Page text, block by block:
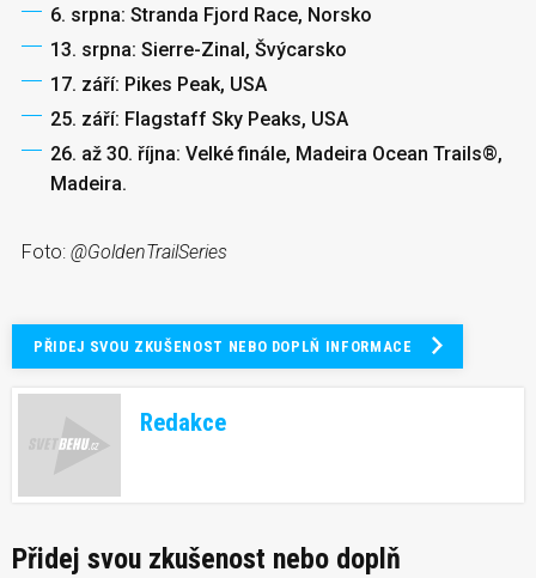
6. srpna: Stranda Fjord Race, Norsko
13. srpna: Sierre-Zinal, Švýcarsko
17. září: Pikes Peak, USA
25. září: Flagstaff Sky Peaks, USA
26. až 30. října: Velké finále, Madeira Ocean Trails®,
Madeira.
Foto: @GoldenTrailSeries
PŘIDEJ SVOU ZKUŠENOST NEBO DOPLŇ INFORMACE
Redakce
Přidej svou zkušenost nebo doplň